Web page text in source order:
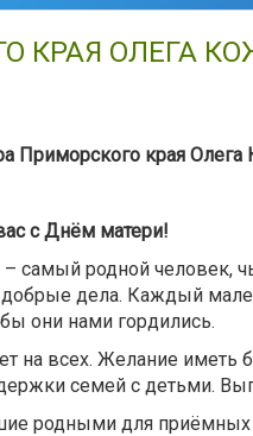
КРАЯ ОЛЕГА
Приморского края
с Днём матери!
родной человек,
дела. Каждый
они нами гордились.
на всех. Желание
семей с детьми.
родными для